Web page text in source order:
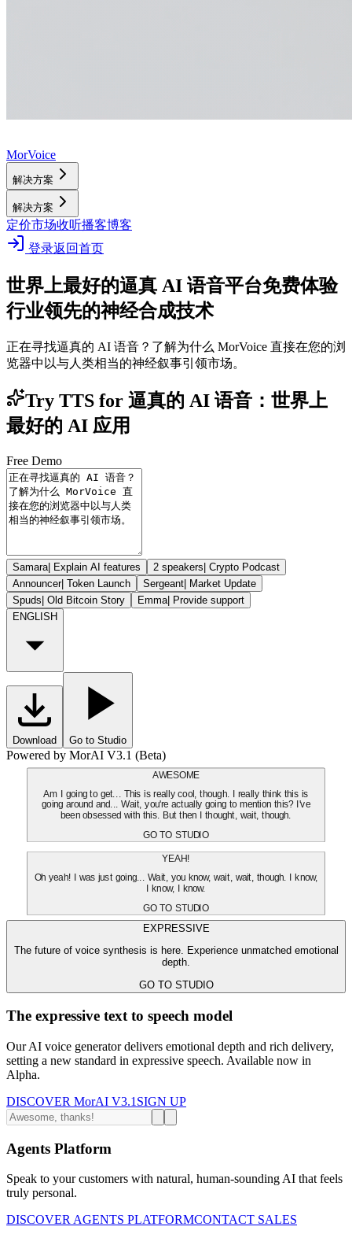
MorVoice
解决方案
解决方案
定价市场收听播客博客
登录返回首页
世界上最好的逼真 AI 语音平台免费体验
行业领先的神经合成技术
正在寻找逼真的 AI 语音？了解为什么 MorVoice 直接在您的浏
览器中以与人类相当的神经叙事引领市场。
Try TTS for 逼真的 AI 语音：世界上
最好的 AI 应用
Free Demo
Samara| Explain AI features 2 speakers| Crypto Podcast
Announcer| Token Launch Sergeant| Market Update
Spuds| Old Bitcoin Story Emma| Provide support
ENGLISH
Download Go to Studio
Powered by MorAI V3.1 (Beta)
AWESOME
Am I going to get... This is really cool, though. I really think this is
going around and... Wait, you're actually going to mention this? I've
been obsessed with this. But then I thought, wait, though.
GO TO STUDIO
YEAH!
Oh yeah! I was just going... Wait, you know, wait, wait, though. I know,
I know, I know.
GO TO STUDIO
EXPRESSIVE
The future of voice synthesis is here. Experience unmatched emotional
depth.
GO TO STUDIO
The expressive text to speech model
Our AI voice generator delivers emotional depth and rich delivery,
setting a new standard in expressive speech. Available now in
Alpha.
DISCOVER MorAI V3.1 SIGN UP
Agents Platform
Speak to your customers with natural, human-sounding AI that feels
truly personal.
DISCOVER AGENTS PLATFORMCONTACT SALES